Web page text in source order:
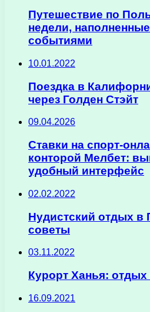
Путешествие по
недели,
событиями
10.01.2022
Поездка в
через Голден Стэйт
09.04.2026
Ставки на спорт-
конторой Мелбет:
удобный интерфейс
02.02.2022
Нудистский отдых в
советы
03.11.2022
Курорт Ханья: отдых
16.09.2021